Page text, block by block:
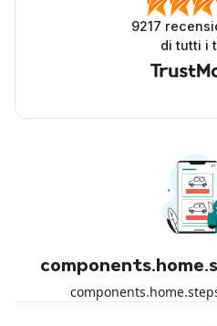
9217
di tutti i